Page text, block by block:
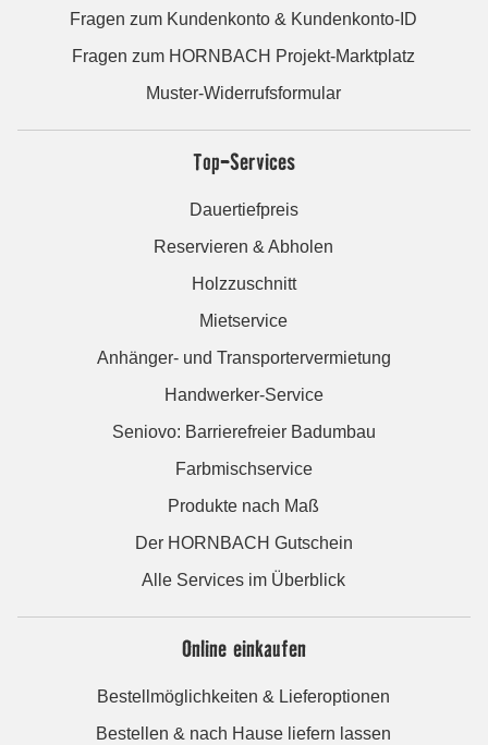
Fragen zum Kundenkonto & Kundenkonto-ID
Fragen zum HORNBACH Projekt-Marktplatz
Muster-Widerrufsformular
Top-Services
Dauertiefpreis
Reservieren & Abholen
Holzzuschnitt
Mietservice
Anhänger- und Transportervermietung
Handwerker-Service
Seniovo: Barrierefreier Badumbau
Farbmischservice
Produkte nach Maß
Der HORNBACH Gutschein
Alle Services im Überblick
Online einkaufen
Bestellmöglichkeiten & Lieferoptionen
Bestellen & nach Hause liefern lassen